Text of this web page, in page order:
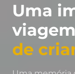
Uma
de